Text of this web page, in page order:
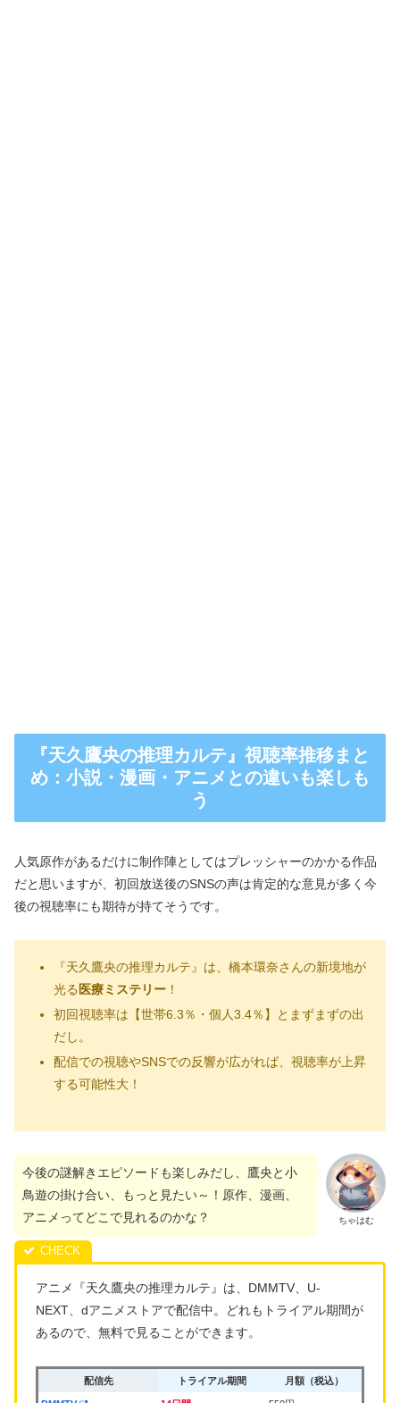
『天久鷹央の推理カルテ』視聴率推移まと
め：小説・漫画・アニメとの違いも楽しも
う
人気原作があるだけに制作陣としてはプレッシャーのかかる作品
だと思いますが、初回放送後のSNSの声は肯定的な意見が多く今
後の視聴率にも期待が持てそうです。
『天久鷹央の推理カルテ』は、橋本環奈さんの新境地が
光る 医療ミステリー！
初回視聴率は【世帯6.3％・個人3.4％】とまずまずの出
だし。
配信での視聴やSNSでの反響が広がれば、視聴率が上昇
する可能性大！
ちゃはむ
今後の謎解きエピソードも楽しみだし、鷹央と小
鳥遊の掛け合い、もっと見たい～！原作、漫画、
アニメってどこで見れるのかな？
アニメ『天久鷹央の推理カルテ』は、DMMTV、U-
NEXT、dアニメストアで配信中。どれもトライアル期間が
あるので、無料で見ることができます。
配信先 トライアル期間 月額（税込）